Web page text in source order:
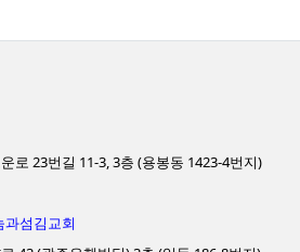
로 23번길 11-3, 3층 (용봉동 1423-4번지)
과섬김교회